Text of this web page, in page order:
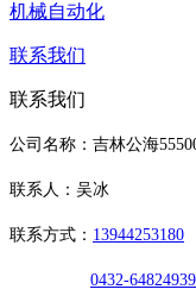
机械自动化
联系我们
联系我们
公司名称：吉林公海
联系人：吴冰
联系方式： 13944253180
0432-64824939